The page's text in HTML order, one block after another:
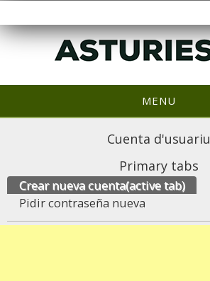
MENU
Cuenta d'usuariu
Primary tabs
Crear nueva cuenta(active tab)
Pidir contraseña nueva